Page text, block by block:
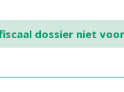
dossier niet